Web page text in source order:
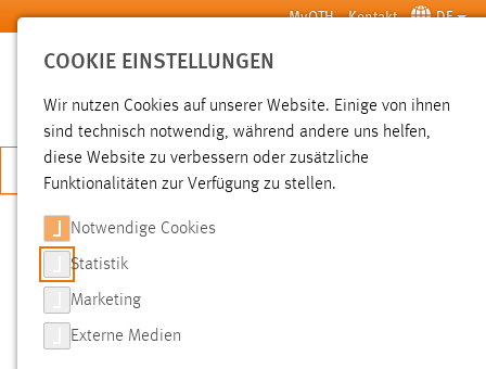
Zum Hauptinhalt springen MyOTH Kontakt DE
SUCHE
JETZT BEWERBEN
SUCHE
FILTER
COOKIE EINSTELLUNGEN
Wir nutzen Cookies auf unserer Website. Einige von ihnen
sind technisch notwendig, während andere uns helfen,
diese Website zu verbessern oder zusätzliche
Funktionalitäten zur Verfügung zu stellen.
Notwendige Cookies
Statistik
Marketing
Externe Medien